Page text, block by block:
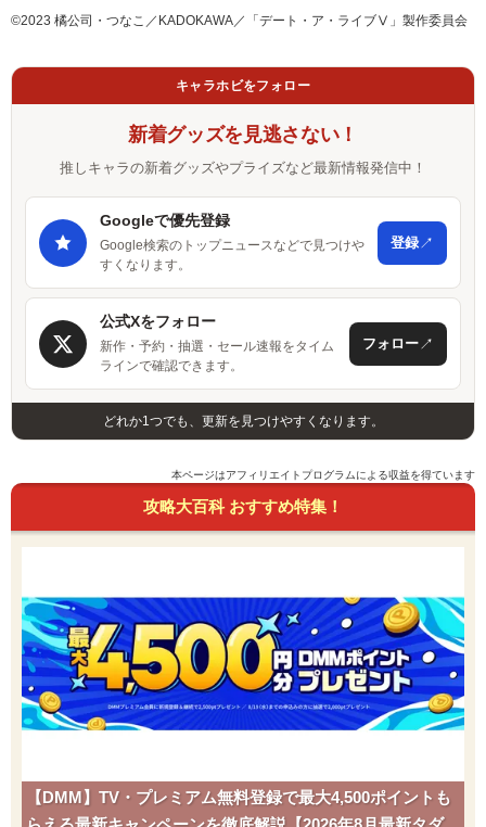
©2023 橘公司・つなこ／KADOKAWA／「デート・ア・ライブⅤ」製作委員会
キャラホビをフォロー
新着グッズを見逃さない！
推しキャラの新着グッズやプライズなど最新情報発信中！
Googleで優先登録
Google検索のトップニュースなどで見つけや
すくなります。
登録↗
公式Xをフォロー
新作・予約・抽選・セール速報をタイム
ラインで確認できます。
フォロー↗
どれか1つでも、更新を見つけやすくなります。
本ページはアフィリエイトプログラムによる収益を得ています
攻略大百科 おすすめ特集！
【DMM】TV・プレミアム無料登録で最大4,500ポイントも